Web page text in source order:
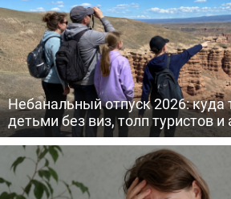
Небанальный отпуск 2026: куда
детьми без виз, толп туристов